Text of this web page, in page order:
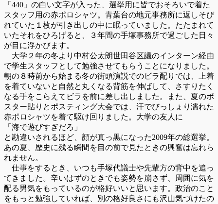
「440」の白い文字が入った、選挙用に皆でおそろいで着た
スタッフ用の赤ポロシャツ。青葉台の地元事務所に返しそび
れていた１枚が引き出しの中に眠っていました。たたまれて
いたそれをひろげると、３年間の手塚事務所で過ごした日々
が目に浮かびます。
大学２年の冬より中村公太朗世田谷区議のインターン経由
で学生スタッフとして勉強させてもらうことになりました。
朝の８時前から始まる冬の街頭演説でのビラ配りでは、上着
を着ていないと自然と丸くなる背筋を伸ばして、さすりたく
なる手をこらえてビラを前に差し出しました。また、夏のポ
スター貼りとポスティング大会では、汗でびっしょり濡れた
赤ポロシャツを着て駆け回りました。大学の友人に
「海で遊びすぎだろ」
と勘違いされるほど、顔が真っ黒になった2009年の総選挙。
あの夏、歴史に残る瞬間を目の前で見たときの興奮は忘れら
れません。
仕事をするとき、いつも手塚代議士や先輩方の背中を追っ
てきました。辛いはずのときでも姿勢を崩さず、周囲に気を
配る男気をもっているのが格好いいと思います。政治のこと
をもっと勉強していれば、別の格好良さにも沢山気づけたの